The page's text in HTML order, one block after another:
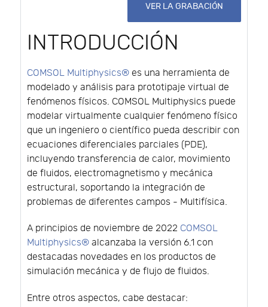
VER LA GRABACIÓN
INTRODUCCIÓN
COMSOL Multiphysics® es una herramienta de
modelado y análisis para prototipaje virtual de
fenómenos físicos. COMSOL Multiphysics puede
modelar virtualmente cualquier fenómeno físico
que un ingeniero o científico pueda describir con
ecuaciones diferenciales parciales (PDE),
incluyendo transferencia de calor, movimiento
de fluidos, electromagnetismo y mecánica
estructural, soportando la integración de
problemas de diferentes campos - Multifísica.
A principios de noviembre de 2022 COMSOL
Multiphysics® alcanzaba la versión 6.1 con
destacadas novedades en los productos de
simulación mecánica y de flujo de fluidos.
Entre otros aspectos, cabe destacar: